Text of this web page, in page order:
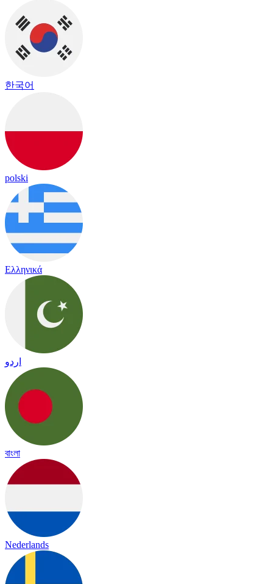
한국어
polski
Ελληνικά
اردو
বাংলা
Nederlands